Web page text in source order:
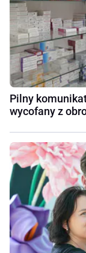
Pilny
wycofany z